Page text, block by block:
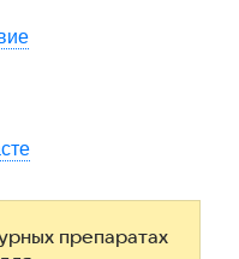
препаратах